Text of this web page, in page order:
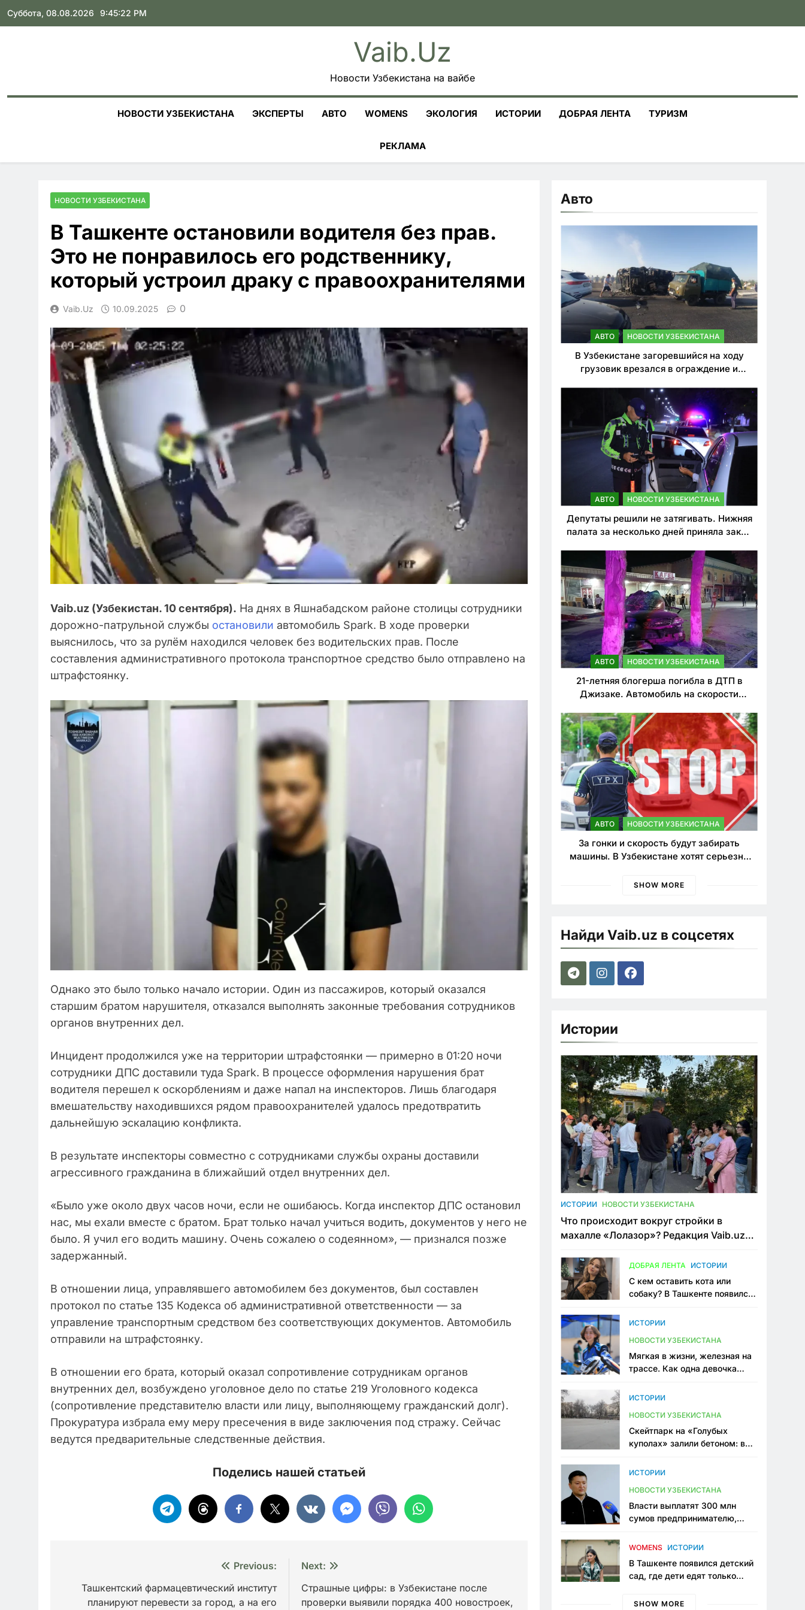
Skip
Суббота, 08.08.2026 9:45:23 PM
Vaib.uz
Новости Узбекистана на вайбе
НОВОСТИ УЗБЕКИСТАНА ЭКСПЕРТЫ АВТО WOMENS ЭКОЛОГИЯ ИСТОРИИ ДОБРАЯ ЛЕНТА ТУРИЗМ
РЕКЛАМА
НОВОСТИ УЗБЕКИСТАНА
В Ташкенте остановили водителя без прав.
Это не понравилось его родственнику,
который устроил драку с правоохранителями
Vaib.uz 10.09.2025 0
Vaib.uz (Узбекистан. 10 сентября). На днях в Яшнабадском районе столицы сотрудники
дорожно-патрульной службы остановили автомобиль Spark. В ходе проверки
выяснилось, что за рулём находился человек без водительских прав. После
составления административного протокола транспортное средство было отправлено на
штрафстоянку.
Однако это было только начало истории. Один из пассажиров, который оказался
старшим братом нарушителя, отказался выполнять законные требования сотрудников
органов внутренних дел.
Инцидент продолжился уже на территории штрафстоянки — примерно в 01:20 ночи
сотрудники ДПС доставили туда Spark. В процессе оформления нарушения брат
водителя перешел к оскорблениям и даже напал на инспекторов. Лишь благодаря
вмешательству находившихся рядом правоохранителей удалось предотвратить
дальнейшую эскалацию конфликта.
В результате инспекторы совместно с сотрудниками службы охраны доставили
агрессивного гражданина в ближайший отдел внутренних дел.
«Было уже около двух часов ночи, если не ошибаюсь. Когда инспектор ДПС остановил
нас, мы ехали вместе с братом. Брат только начал учиться водить, документов у него не
было. Я учил его водить машину. Очень сожалею о содеянном», — признался позже
задержанный.
В отношении лица, управлявшего автомобилем без документов, был составлен
протокол по статье 135 Кодекса об административной ответственности — за
управление транспортным средством без соответствующих документов. Автомобиль
отправили на штрафстоянку.
В отношении его брата, который оказал сопротивление сотрудникам органов
внутренних дел, возбуждено уголовное дело по статье 219 Уголовного кодекса
(сопротивление представителю власти или лицу, выполняющему гражданский долг).
Прокуратура избрала ему меру пресечения в виде заключения под стражу. Сейчас
ведутся предварительные следственные действия.
Поделись нашей статьей
Previous:
Ташкентский фармацевтический институт
планируют перевести за город, а на его
Next:
Страшные цифры: в Узбекистане после
проверки выявили порядка 400 новостроек,
Авто
АВТО НОВОСТИ УЗБЕКИСТАНА
В Узбекистане загоревшийся на ходу
грузовик врезался в ограждение и
АВТО НОВОСТИ УЗБЕКИСТАНА
Депутаты решили не затягивать. Нижняя
палата за несколько дней приняла закон
нарушителей ПДД
АВТО НОВОСТИ УЗБЕКИСТАНА
21-летняя блогерша погибла в ДТП в
Джизаке. Автомобиль на скорости
АВТО НОВОСТИ УЗБЕКИСТАНА
За гонки и скорость будут забирать
машины. В Узбекистане хотят серьезно
SHOW MORE
Найди Vaib.uz в соцсетях
Истории
ИСТОРИИ НОВОСТИ УЗБЕКИСТАНА
Что происходит вокруг стройки в
махалле «Лолазор»? Редакция Vaib.uz
конфликта
ДОБРАЯ ЛЕНТА ИСТОРИИ
С кем оставить кота или
собаку? В Ташкенте появился
ИСТОРИИ
НОВОСТИ УЗБЕКИСТАНА
Мягкая в жизни, железная на
трассе. Как одна девочка
Узбекистане
ИСТОРИИ
НОВОСТИ УЗБЕКИСТАНА
Скейтпарк на «Голубых
куполах» залили бетоном: в
одно общественное
ИСТОРИИ
НОВОСТИ УЗБЕКИСТАНА
Власти выплатят 300 млн
сумов предпринимателю,
тюрьме по незаконному
WOMENS ИСТОРИИ
В Ташкенте появился детский
сад, где дети едят только
мама, которая устала просить
SHOW MORE